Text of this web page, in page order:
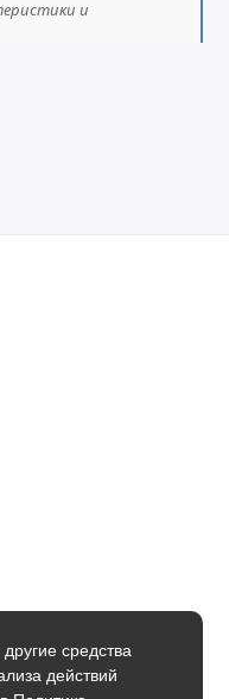
требованиями к
защиту вашей
и
средства
действий